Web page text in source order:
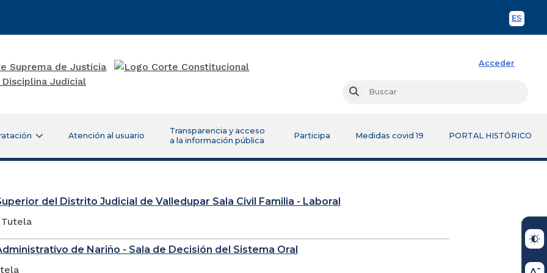
ES
Acceder
Buscar
Atención al usuario
Transparencia y acceso
a la información pública
Participa Medidas covid 19 PORTAL HISTÓRICO
del Distrito Judicial de Valledupar Sala Civil Familia - Laboral
de Nariño - Sala de Decisión del Sistema Oral